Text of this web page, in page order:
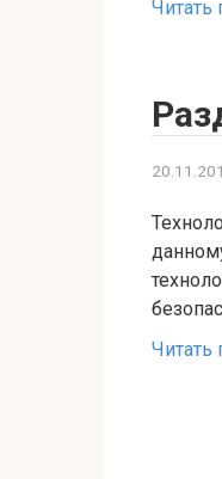
Читать
Читать